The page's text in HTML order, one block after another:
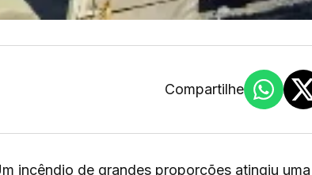
Compartilhe
incêndio de grandes proporções atingiu